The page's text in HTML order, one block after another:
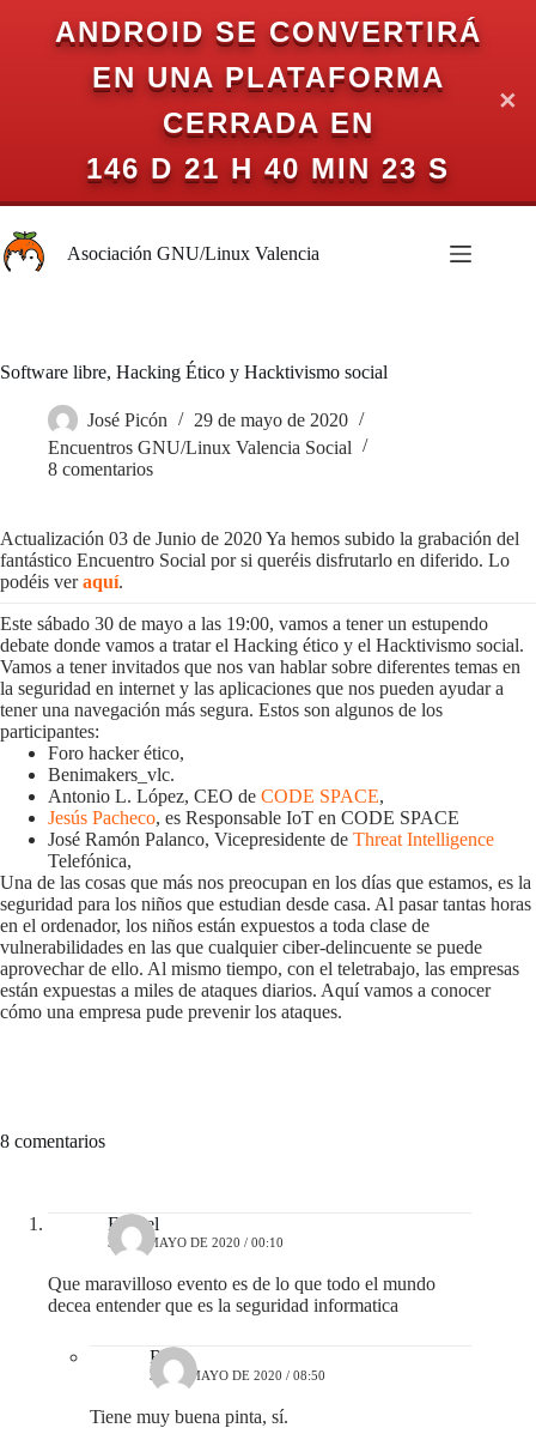
ANDROID SE CONVERTIRÁ
EN UNA PLATAFORMA
CERRADA EN
146 D 21 H 40 MIN 23 S
✕
al
contenidoAsociación GNU/Linux Valencia
Software libre, Hacking Ético y Hacktivismo social
José Picón
29 de mayo de 2020
Encuentros GNU/Linux Valencia Social
8 comentarios
Actualización 03 de Junio de 2020 Ya hemos subido la grabación del
fantástico Encuentro Social por si queréis disfrutarlo en diferido. Lo
podéis veraquí.
Este sábado 30 de mayo a las 19:00, vamos a tener un estupendo
debate donde vamos a tratar el Hacking ético y el Hacktivismo social.
Vamos a tener invitados que nos van hablar sobre diferentes temas en
la seguridad en internet y las aplicaciones que nos pueden ayudar a
tener una navegación más segura. Estos son algunos de los
participantes:
Foro hacker ético,
Benimakers_vlc.
Antonio L. López, CEO de CODE SPACE,
Jesús Pacheco, es Responsable IoT en CODE SPACE
José Ramón Palanco, Vicepresidente de Threat Intelligence
Telefónica,
Una de las cosas que más nos preocupan en los días que estamos, es la
seguridad para los niños que estudian desde casa. Al pasar tantas horas
en el ordenador, los niños están expuestos a toda clase de
vulnerabilidades en las que cualquier ciber-delincuente se puede
aprovechar de ello. Al mismo tiempo, con el teletrabajo, las empresas
están expuestas a miles de ataques diarios. Aquí vamos a conocer
cómo una empresa pude prevenir los ataques.
8 comentarios
Fraciel
30 DE MAYO DE 2020 / 00:10
Que maravilloso evento es de lo que todo el mundo
decea entender que es la seguridad informatica
Ritxi
30 DE MAYO DE 2020 / 08:50
Tiene muy buena pinta, sí.